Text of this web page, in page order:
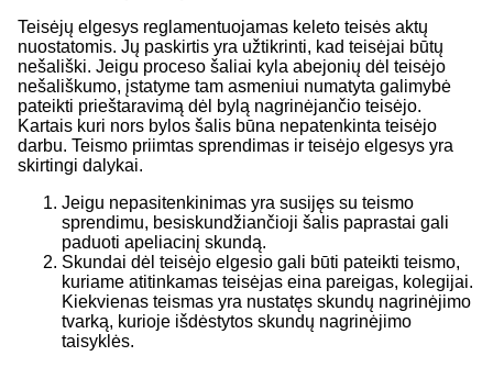
Teisėjų elgesys reglamentuojamas keleto teisės aktų
nuostatomis. Jų paskirtis yra užtikrinti, kad teisėjai būtų
nešališki. Jeigu proceso šaliai kyla abejonių dėl teisėjo
nešališkumo, įstatyme tam asmeniui numatyta galimybė
pateikti prieštaravimą dėl bylą nagrinėjančio teisėjo.
Kartais kuri nors bylos šalis būna nepatenkinta teisėjo
darbu. Teismo priimtas sprendimas ir teisėjo elgesys yra
skirtingi dalykai.
Jeigu nepasitenkinimas yra susijęs su teismo
sprendimu, besiskundžiančioji šalis paprastai gali
paduoti apeliacinį skundą.
Skundai dėl teisėjo elgesio gali būti pateikti teismo,
kuriame atitinkamas teisėjas eina pareigas, kolegijai.
Kiekvienas teismas yra nustatęs skundų nagrinėjimo
tvarką, kurioje išdėstytos skundų nagrinėjimo
taisyklės.